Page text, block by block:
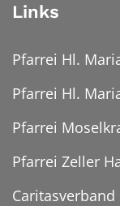
Links
Pfarrei Hl.
Pfarrei Hl.
Pfarrei
Pfarrei Zeller